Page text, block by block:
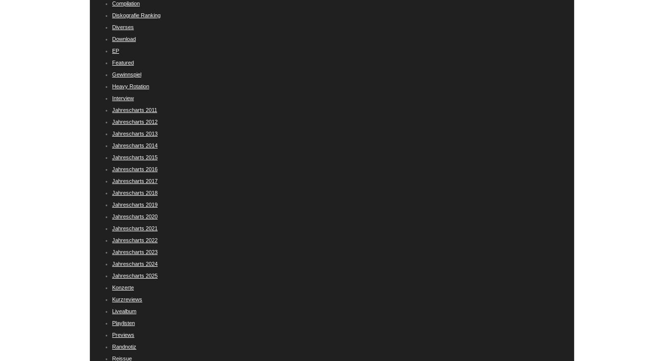
Compilation
Diskografie Ranking
Diverses
Download
EP
Featured
Gewinnspiel
Heavy Rotation
Interview
Jahrescharts 2011
Jahrescharts 2012
Jahrescharts 2013
Jahrescharts 2014
Jahrescharts 2015
Jahrescharts 2016
Jahrescharts 2017
Jahrescharts 2018
Jahrescharts 2019
Jahrescharts 2020
Jahrescharts 2021
Jahrescharts 2022
Jahrescharts 2023
Jahrescharts 2024
Jahrescharts 2025
Konzerte
Kurzreviews
Livealbum
Playlisten
Previews
Randnotiz
Reissue